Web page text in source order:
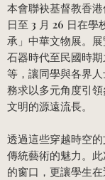
本會聯袂基督教香
日至 3 月 26 日在
承」中華文物展。
石器時代至民國時
等，讓同學與各界
務求以多元角度引
文明的源遠流長。
透過這些穿越時空
傳統藝術的魅力。
的窗口，更讓學生